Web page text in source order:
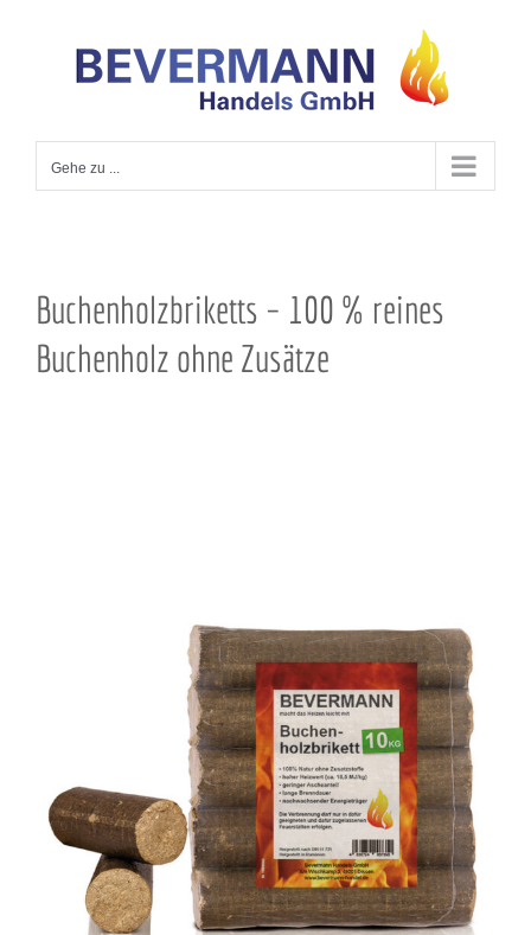
Gehe zu ...
Buchenholzbriketts – 100 % reines
Buchenholz ohne Zusätze